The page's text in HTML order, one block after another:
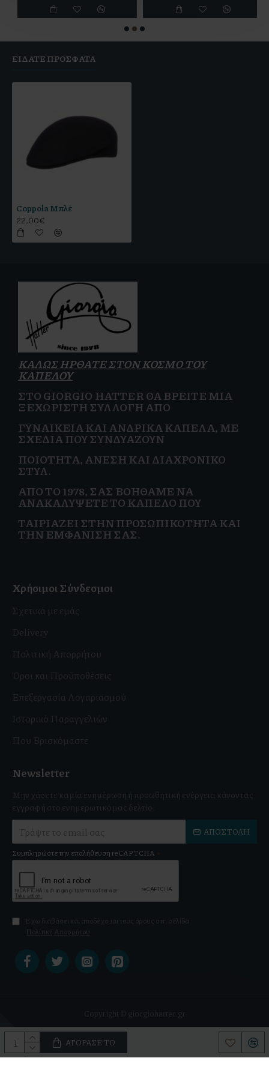
ΑΓΌΡΑΣΕ ΤΟ
ΕΊΔΑΤΕ ΠΡΌΣΦΑΤΑ
Coppola Μπλέ
22,00€
ΚΑΛΩΣ ΗΡΘΑΤΕ ΣΤΟΝ ΚΟΣΜΟ ΤΟΥ
ΚΑΠΕΛΟΥ
ΣΤΟ GIORGIO HATTER ΘΑ ΒΡΕΊΤΕ ΜΙΑ
ΞΕΧΩΡΙΣΤΉ ΣΥΛΛΟΓΉ ΑΠΌ
ΓΥΝΑΙΚΕΊΑΚΑΙΑΝΔΡΙΚΆ ΚΑΠΈΛΑ, ΜΕ
ΣΧΈΔΙΑ ΠΟΥ ΣΥΝΔΥΆΖΟΥΝ
ΠΟΙΌΤΗΤΑ, ΆΝΕΣΗ ΚΑΙΔΙΑΧΡΟΝΙΚΌ
ΣΤΥΛ.
ΑΠΌ ΤΟ 1978, ΣΑΣ ΒΟΗΘΆΜΕ ΝΑ
ΑΝΑΚΑΛΎΨΕΤΕ ΤΟ ΚΑΠΈΛΟ ΠΟΥ
ΤΑΙΡΙΆΖΕΙ ΣΤΗΝΠΡΟΣΩΠΙΚΌΤΗΤΑ ΚΑΙ
ΤΗΝ ΕΜΦΆΝΙΣΗ ΣΑΣ.
Χρήσιμοι Σύνδεσμοι
Σχετικά με εμάς
Delivery
Πολιτική Απορρήτου
Όροι και Προϋποθέσεις
Επεξεργασία Λογαριασμού
Ιστορικό Παραγγελιών
Που Βρισκόμαστε
Newsletter
Μην χάσετε καμία ενημέρωση ή προωθητική ενέργεια κάνοντας
εγγραφή στο ενημερωτικό μας δελτίο.
ΑΠΟΣΤΟΛΉ
Συμπληρώστε την επαλήθευση reCAPTCHA
Έχω διαβάσει και αποδέχομαι τους όρους στη σελίδα
Πολιτική Απορρήτου